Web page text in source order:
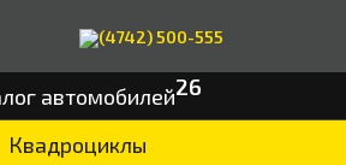
(4742) 500-555
автомобилей26
Квадроциклы